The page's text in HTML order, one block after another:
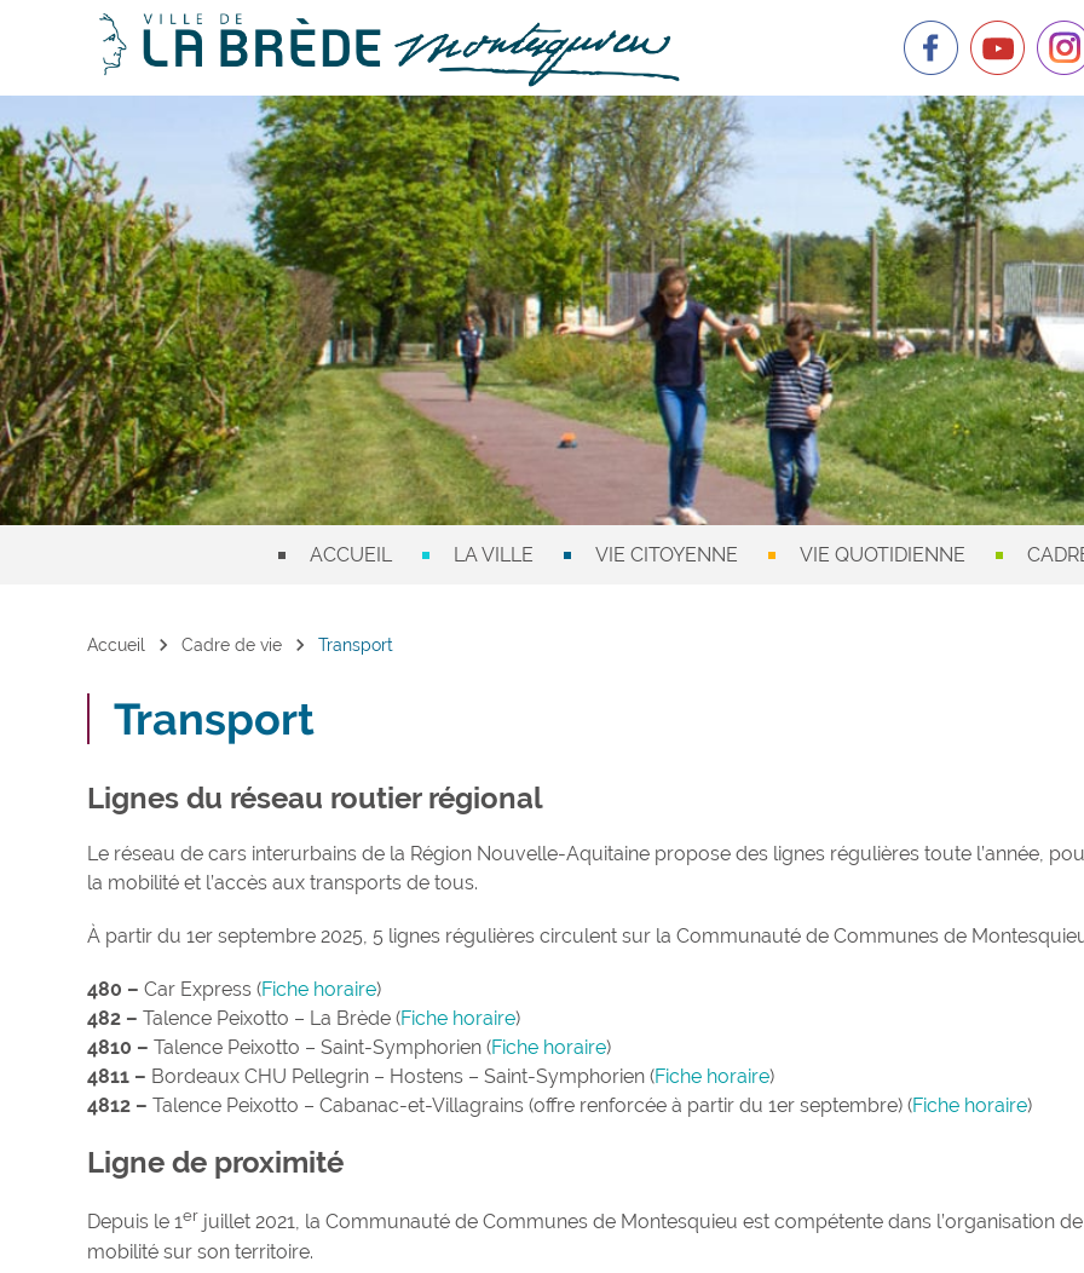
ACCUEIL LA VILLE VIE CITOYENNE VIE QUOTIDIENNE
Accueil chevron_right Cadre de vie chevron_right Transport
Transport
Lignes du réseau routier régional
Le réseau de cars interurbains de la Région Nouvelle-Aquitaine propose des lignes régulières toute l’année,
la mobilité et l’accès aux transports de tous.
À partir du 1er septembre 2025, 5 lignes régulières circulent sur la Communauté de Communes de
480 – Car Express (Fiche horaire)
482 – Talence Peixotto – La Brède (Fiche horaire)
4810 – Talence Peixotto – Saint-Symphorien (Fiche horaire)
4811 – Bordeaux CHU Pellegrin – Hostens – Saint-Symphorien (Fiche horaire)
4812 – Talence Peixotto – Cabanac-et-Villagrains (offre renforcée à partir du 1er septembre) (Fiche horaire)
Ligne de proximité
Depuis le 1er juillet 2021, la Communauté de Communes de Montesquieu est compétente dans l’organisation
mobilité sur son territoire.